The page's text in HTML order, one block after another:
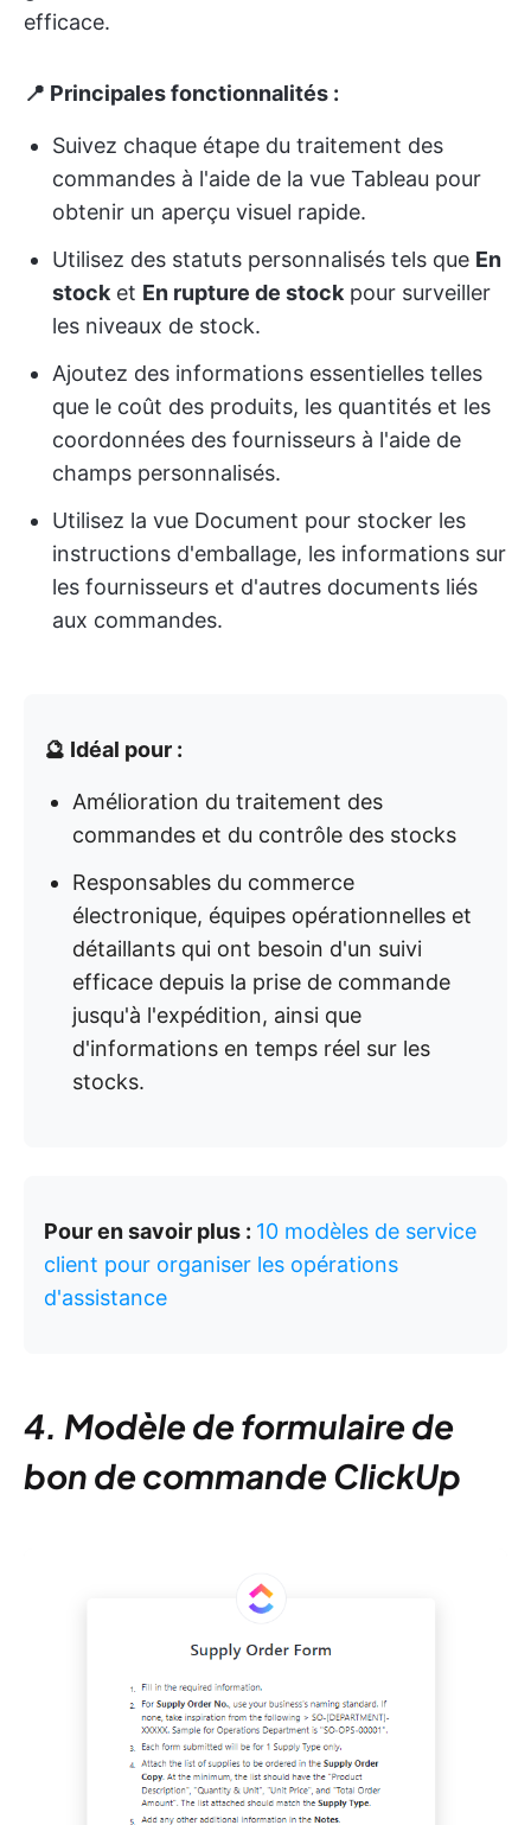
efficace.
📍 Principales fonctionnalités :
Suivez chaque étape du traitement des
commandes à l'aide de la vue Tableau pour
obtenir un aperçu visuel rapide.
Utilisez des statuts personnalisés tels que En
stock et En rupture de stock pour surveiller
les niveaux de stock.
Ajoutez des informations essentielles telles
que le coût des produits, les quantités et les
coordonnées des fournisseurs à l'aide de
champs personnalisés.
Utilisez la vue Document pour stocker les
instructions d'emballage, les informations sur
les fournisseurs et d'autres documents liés
aux commandes.
🔮 Idéal pour :
Amélioration du traitement des
commandes et du contrôle des stocks
Responsables du commerce
électronique, équipes opérationnelles et
détaillants qui ont besoin d'un suivi
efficace depuis la prise de commande
jusqu'à l'expédition, ainsi que
d'informations en temps réel sur les
stocks.
Pour en savoir plus : 10 modèles de service
client pour organiser les opérations
d'assistance
4. Modèle de formulaire de
bon de commande ClickUp